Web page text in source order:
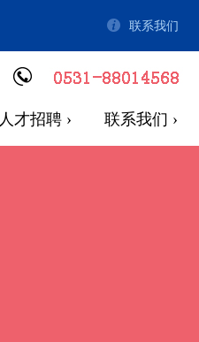
联系我们
人才招聘 › 联系我们 ›